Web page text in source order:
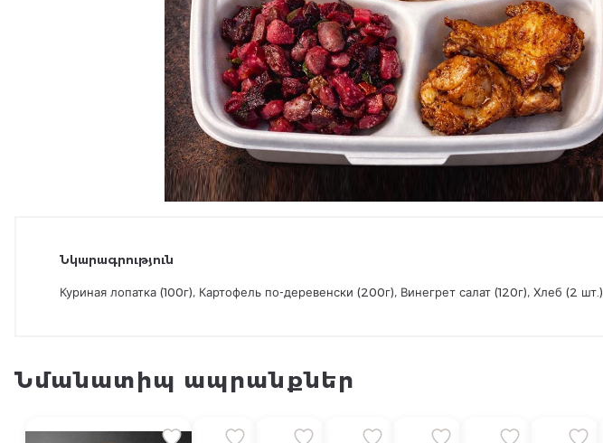
Նկարագրություն
Куриная лопатка (100г), Картофель по-деревенски (200г), Винегрет салат (120г), Хлеб (2 шт.)
Նմանատիպ ապրանքներ